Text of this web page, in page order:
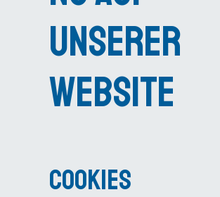
unserer
Website
Cookies